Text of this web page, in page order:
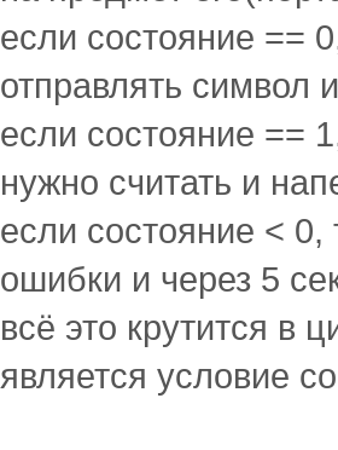
если состояние ==
отправлять символ
если состояние ==
нужно считать и
если состояние <
ошибки и через 5
всё это крутится в
является условие